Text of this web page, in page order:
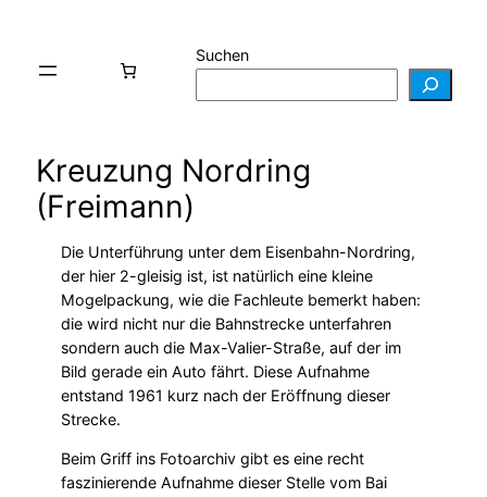
Suchen
Kreuzung Nordring
(Freimann)
Die Unterführung unter dem Eisenbahn-Nordring,
der hier 2-gleisig ist, ist natürlich eine kleine
Mogelpackung, wie die Fachleute bemerkt haben:
die wird nicht nur die Bahnstrecke unterfahren
sondern auch die Max-Valier-Straße, auf der im
Bild gerade ein Auto fährt. Diese Aufnahme
entstand 1961 kurz nach der Eröffnung dieser
Strecke.
Beim Griff ins Fotoarchiv gibt es eine recht
faszinierende Aufnahme dieser Stelle vom Bai